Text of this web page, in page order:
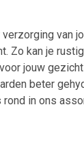
van
Zo kan je
jouw
beter
in ons